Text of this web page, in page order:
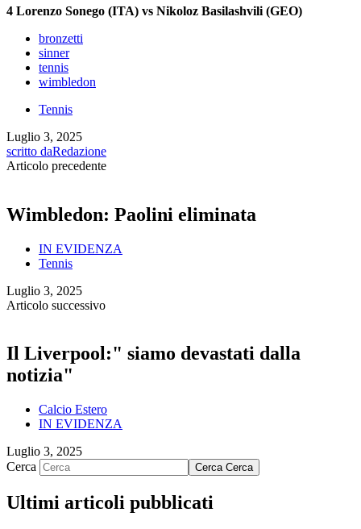
4 Lorenzo Sonego (ITA) vs Nikoloz Basilashvili (GEO)
bronzetti
sinner
tennis
wimbledon
Tennis
Luglio 3, 2025
scritto daRedazione
Articolo precedente
Wimbledon: Paolini eliminata
IN EVIDENZA
Tennis
Luglio 3, 2025
Articolo successivo
Il Liverpool:" siamo devastati dalla
notizia"
Calcio Estero
IN EVIDENZA
Luglio 3, 2025
Cerca
Cerca Cerca
Ultimi articoli pubblicati